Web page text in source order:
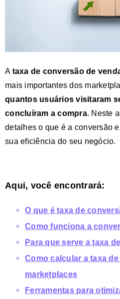
A taxa de conversão de
mais importantes dos
quantos usuários visitaram
concluíram a compra. Neste
detalhes o que é a conversão
sua eficiência do seu negócio.
Aqui, você encontrará:
O que é taxa de
Como funciona a
Para que serve a taxa
Como calcular a taxa
marketplaces
Ferramentas para